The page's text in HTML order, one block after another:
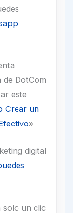
de DotCom
este
Crear un
»
digital
solo un clic